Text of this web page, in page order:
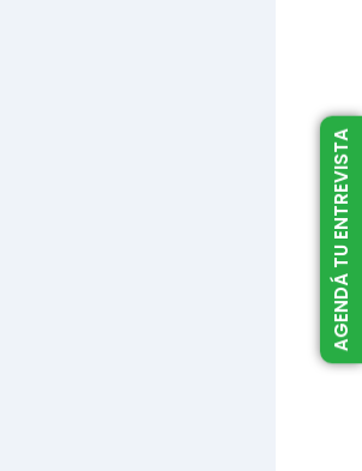
AGENDÁ TU ENTREVISTA